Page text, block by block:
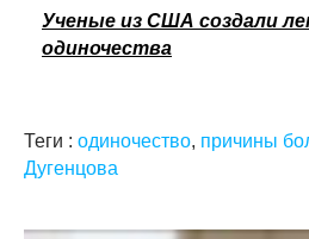
Ученые из США создали
одиночества
Теги : одиночество, причины
Дугенцова